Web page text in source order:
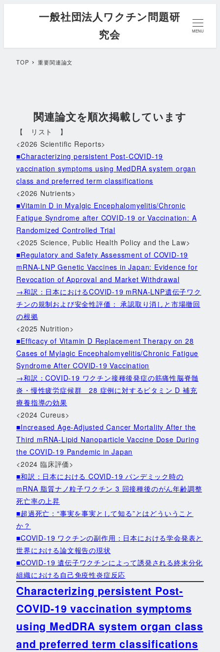
コ
一般社団法人ワクチン問題研
究会
MENU
TOP 重要関連論文
関連論文を順次掲載しています
【 リスト 】
<2026 Scientific Reports>
■Characterizing persistent Post-COVID-19
vaccination symptoms using MedDRA system organ
class and preferred term classifications
<2026 Nutrients>
■Vitamin D in Myalgic Encephalomyelitis/Chronic
Fatigue Syndrome after COVID-19 or Vaccination: A
Randomized Controlled Trial
<2025 Science, Public Health Policy and the Law>
■Regulatory and Safety Assessment of COVID-19
mRNA-LNP Genetic Vaccines in Japan: Evidence for
Revocation of Approval and Market Withdrawal
→和訳：日本におけるCOVID-19 mRNA-LNP遺伝子ワク
チンの規制および安全性評価： 承認取り消しと市場撤回
の根拠
<2025 Nutrition>
■Efficacy of Vitamin D Replacement Therapy on 28
Cases of Mylagic Encephalomyelitis/Chronic Fatigue
Syndrome After COVID-19 Vaccination
→和訳：COVID-19 ワクチン接種後発症の筋痛性脳脊髄
炎・慢性疲労症候群 28 症例に対するビタミン D 補充
療養指導の効果
<2024 Cureus>
■Increased Age-Adjusted Cancer Mortality After the
Third mRNA-Lipid Nanoparticle Vaccine Dose During
the COVID-19 Pandemic in Japan
<2024 臨床評価>
■和訳：日本における COVID-19 パンデミック時の
mRNA 脂質ナノ粒子ワクチン 3 回接種後のがん年齢調整
死亡率の上昇
■超過死亡：“事実を事実として知る”とはどういうこと
か？
■COVID-19 ワクチンの副作用：日本における学会発表と
世界における論文報告の現状
■COVID-19 遺伝子ワクチンによって誘発される終末分化
組織における自己免疫性炎症反応
Characterizing persistent Post-
COVID-19 vaccination symptoms
using MedDRA system organ class
and preferred term classifications